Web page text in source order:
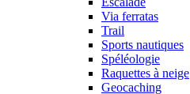
Via ferratas
Trail
Sports nautiques
Spéléologie
Raquettes à neige
Geocaching